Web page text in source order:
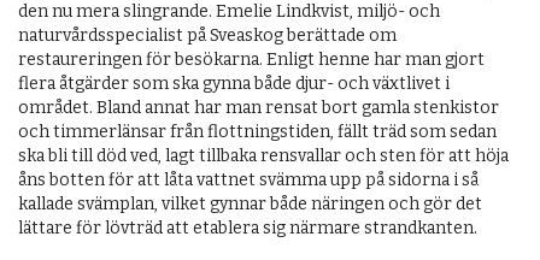
den nu mera slingrande. Emelie Lindkvist, miljö- och
naturvårdsspecialist på Sveaskog berättade om
restaureringen för besökarna. Enligt henne har man gjort
flera åtgärder som ska gynna både djur- och växtlivet i
området. Bland annat har man rensat bort gamla stenkistor
och timmerlänsar från flottningstiden, fällt träd som sedan
ska bli till död ved, lagt tillbaka rensvallar och sten för att höja
åns botten för att låta vattnet svämma upp på sidorna i så
kallade svämplan, vilket gynnar både näringen och gör det
lättare för lövträd att etablera sig närmare strandkanten.